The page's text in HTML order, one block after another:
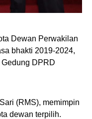
Dewan Perwakilan
bhakti 2019-2024,
DPRD
(RMS), memimpin
dewan terpilih.